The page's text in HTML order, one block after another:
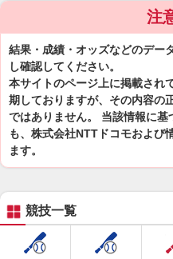
注
結果・成績・オッズなどのデー
し確認してください。
本サイトのページ上に掲載され
期しておりますが、その内容の
ではありません。 当該情報に
も、株式会社NTTドコモおよび
ます。
競技一覧